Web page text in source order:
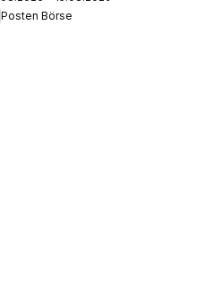
Posten Börse